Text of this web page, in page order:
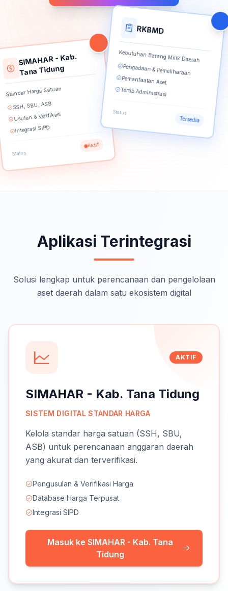
SIMAHAR - Kab.
Tana Tidung
Standar Harga Satuan
SSH, SBU, ASB
Usulan & Verifikasi
Integrasi SIPD
Status
Aktif
RKBMD
Kebutuhan Barang Milik Daerah
Pengadaan & Pemeliharaan
Pemanfaatan Aset
Tertib Administrasi
Status
Tersedia
Aplikasi Terintegrasi
Solusi lengkap untuk perencanaan dan pengelolaan
aset daerah dalam satu ekosistem digital
AKTIF
SIMAHAR - Kab. Tana Tidung
SISTEM DIGITAL STANDAR HARGA
Kelola standar harga satuan (SSH, SBU,
ASB) untuk perencanaan anggaran daerah
yang akurat dan terverifikasi.
Pengusulan & Verifikasi Harga
Database Harga Terpusat
Integrasi SIPD
Masuk ke SIMAHAR - Kab. Tana
Tidung